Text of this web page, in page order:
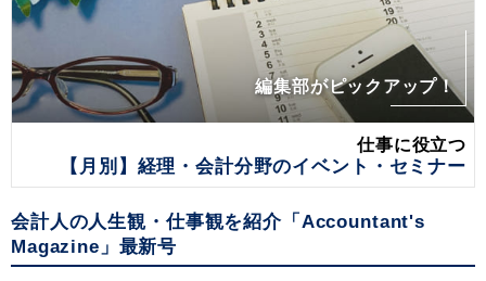
編集部がピックアップ！
仕事に役立つ
【月別】経理・会計分野のイベント・セミナー
会計人の人生観・仕事観を紹介「Accountant's
Magazine」最新号